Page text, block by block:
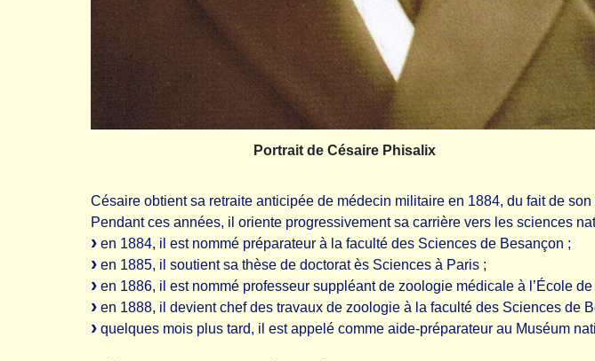
Portrait de Césaire Phisalix
Césaire obtient sa retraite anticipée de médecin militaire en 1884, du fait de
Pendant ces années, il oriente progressivement sa carrière vers les sciences
en 1884, il est nommé préparateur à la faculté des Sciences de Besançon ;
en 1885, il soutient sa thèse de doctorat ès Sciences à Paris ;
en 1886, il est nommé professeur suppléant de zoologie médicale à l’École
en 1888, il devient chef des travaux de zoologie à la faculté des Sciences de
quelques mois plus tard, il est appelé comme aide-préparateur au Muséum